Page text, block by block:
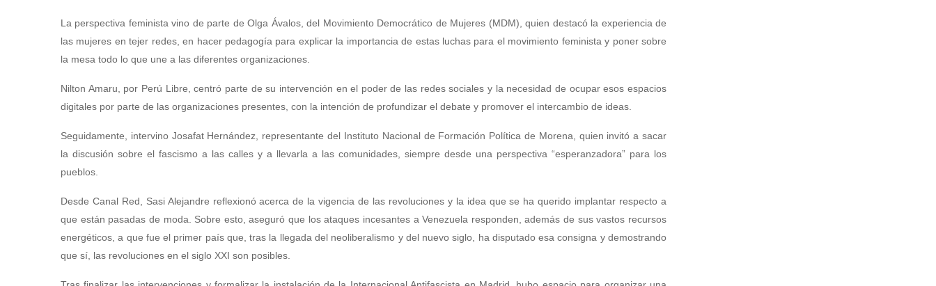
La perspectiva feminista vino de parte de Olga Ávalos, del Movimiento Democrático de Mujeres (MDM), quien destacó la experiencia de
las mujeres en tejer redes, en hacer pedagogía para explicar la importancia de estas luchas para el movimiento feminista y poner sobre
la mesa todo lo que une a las diferentes organizaciones.
Nilton Amaru, por Perú Libre, centró parte de su intervención en el poder de las redes sociales y la necesidad de ocupar esos espacios
digitales por parte de las organizaciones presentes, con la intención de profundizar el debate y promover el intercambio de ideas.
Seguidamente, intervino Josafat Hernández, representante del Instituto Nacional de Formación Política de Morena, quien invitó a sacar
la discusión sobre el fascismo a las calles y a llevarla a las comunidades, siempre desde una perspectiva “esperanzadora” para los
pueblos.
Desde Canal Red, Sasi Alejandre reflexionó acerca de la vigencia de las revoluciones y la idea que se ha querido implantar respecto a
que están pasadas de moda. Sobre esto, aseguró que los ataques incesantes a Venezuela responden, además de sus vastos recursos
energéticos, a que fue el primer país que, tras la llegada del neoliberalismo y del nuevo siglo, ha disputado esa consigna y demostrando
que sí, las revoluciones en el siglo XXI son posibles.